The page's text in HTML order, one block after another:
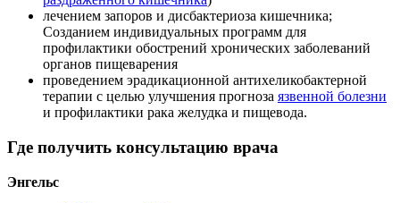
лечением запоров и дисбактериоза кишечника;
Созданием индивидуальных программ для
профилактики обострений хронических заболеваний
органов пищеварения
проведением эрадикационной антихеликобактерной
терапии с целью улучшения прогноза язвенной болезни
и профилактики рака желудка и пищевода.
Где получить консультацию врача
Энгельс